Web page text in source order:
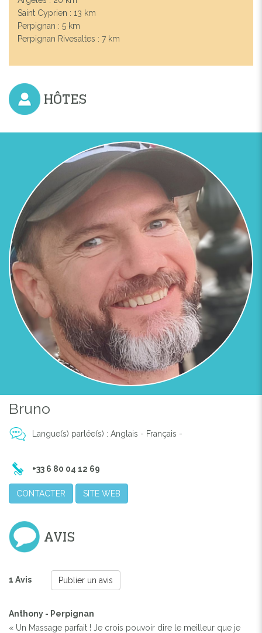
Previous Next
Saint Cyprien : 13 km
Perpignan : 5 km
Perpignan Rivesaltes : 7 km
HÔTES
Bruno
Langue(s) parlée(s) : Anglais - Français -
+33 6 80 04 12 69
CONTACTER SITE WEB
AVIS
1 Avis Publier un avis
Anthony - Perpignan
« Un Massage parfait ! Je crois pouvoir dire le meilleur que je